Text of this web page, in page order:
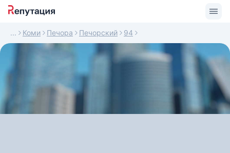
Коми Печора Печорский 94